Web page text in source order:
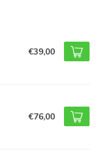
€39,00
€76,00